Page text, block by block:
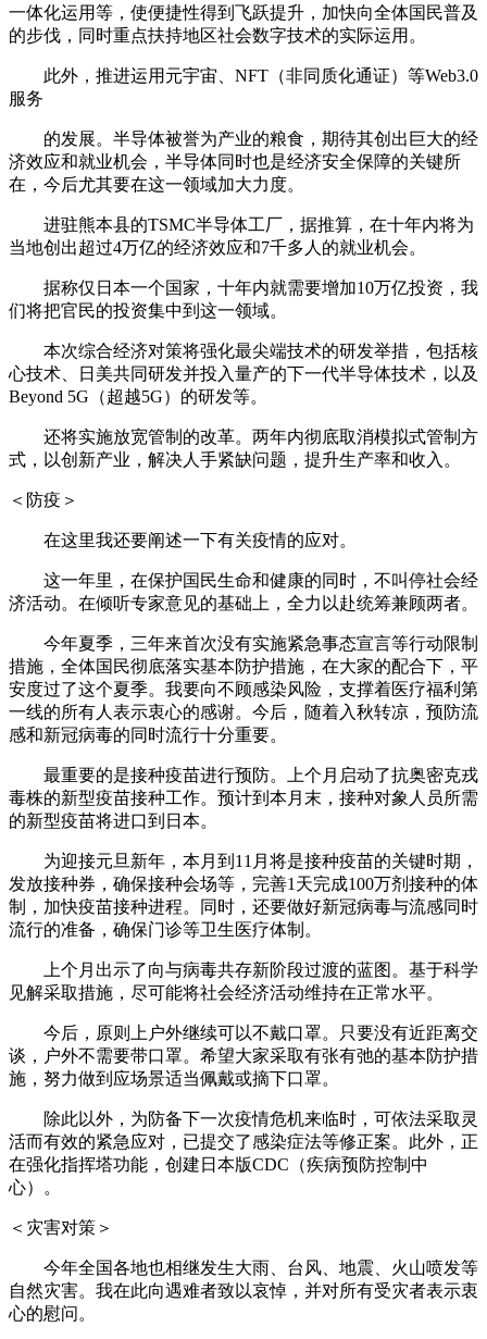
一体化运用等，使便捷性得到飞跃提升，加快向全体国民普及
的步伐，同时重点扶持地区社会数字技术的实际运用。
此外，推进运用元宇宙、NFT（非同质化通证）等Web3.0
服务
的发展。半导体被誉为产业的粮食，期待其创出巨大的经
济效应和就业机会，半导体同时也是经济安全保障的关键所
在，今后尤其要在这一领域加大力度。
进驻熊本县的TSMC半导体工厂，据推算，在十年内将为
当地创出超过4万亿的经济效应和7千多人的就业机会。
据称仅日本一个国家，十年内就需要增加10万亿投资，我
们将把官民的投资集中到这一领域。
本次综合经济对策将强化最尖端技术的研发举措，包括核
心技术、日美共同研发并投入量产的下一代半导体技术，以及
Beyond 5G（超越5G）的研发等。
还将实施放宽管制的改革。两年内彻底取消模拟式管制方
式，以创新产业，解决人手紧缺问题，提升生产率和收入。
＜防疫＞
在这里我还要阐述一下有关疫情的应对。
这一年里，在保护国民生命和健康的同时，不叫停社会经
济活动。在倾听专家意见的基础上，全力以赴统筹兼顾两者。
今年夏季，三年来首次没有实施紧急事态宣言等行动限制
措施，全体国民彻底落实基本防护措施，在大家的配合下，平
安度过了这个夏季。我要向不顾感染风险，支撑着医疗福利第
一线的所有人表示衷心的感谢。今后，随着入秋转凉，预防流
感和新冠病毒的同时流行十分重要。
最重要的是接种疫苗进行预防。上个月启动了抗奥密克戎
毒株的新型疫苗接种工作。预计到本月末，接种对象人员所需
的新型疫苗将进口到日本。
为迎接元旦新年，本月到11月将是接种疫苗的关键时期，
发放接种券，确保接种会场等，完善1天完成100万剂接种的体
制，加快疫苗接种进程。同时，还要做好新冠病毒与流感同时
流行的准备，确保门诊等卫生医疗体制。
上个月出示了向与病毒共存新阶段过渡的蓝图。基于科学
见解采取措施，尽可能将社会经济活动维持在正常水平。
今后，原则上户外继续可以不戴口罩。只要没有近距离交
谈，户外不需要带口罩。希望大家采取有张有弛的基本防护措
施，努力做到应场景适当佩戴或摘下口罩。
除此以外，为防备下一次疫情危机来临时，可依法采取灵
活而有效的紧急应对，已提交了感染症法等修正案。此外，正
在强化指挥塔功能，创建日本版CDC（疾病预防控制中
心）。
＜灾害对策＞
今年全国各地也相继发生大雨、台风、地震、火山喷发等
自然灾害。我在此向遇难者致以哀悼，并对所有受灾者表示衷
心的慰问。